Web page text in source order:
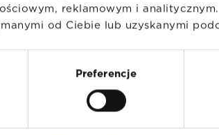
reklamowym i
od Ciebie lub uzyskanymi
Preferencje
SUBSTRAL Naturen
AntyChwast Total Ultra
Znajdź sklep